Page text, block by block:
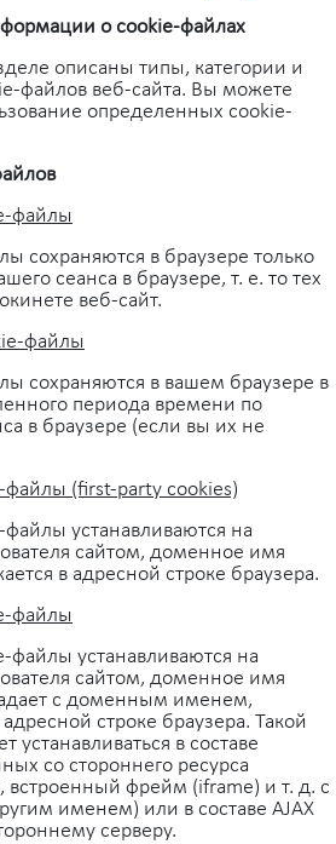
о cookie-файлах
описаны типы, категории и
файлов веб-сайта. Вы можете
определенных cookie-
файлы
сохраняются в браузере только
сеанса в браузере, т. е. то тех
веб-сайт.
файлы
сохраняются в вашем браузере в
периода времени по
в браузере (если вы их не
(first-party cookies)
устанавливаются на
сайтом, доменное имя
в адресной строке браузера.
файлы
файлы устанавливаются на
сайтом, доменное имя
с доменным именем,
строке браузера. Такой
устанавливаться в составе
со стороннего ресурса
встроенный фрейм (iframe) и т. д. с
именем) или в составе AJAX
серверу.